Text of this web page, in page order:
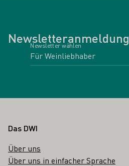
Newsletteranmeldung
Newsletter wählen
Fußbereich
Das DWI
Über uns
Über uns in einfacher Sprache